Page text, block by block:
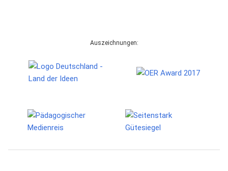
Auszeichnungen: